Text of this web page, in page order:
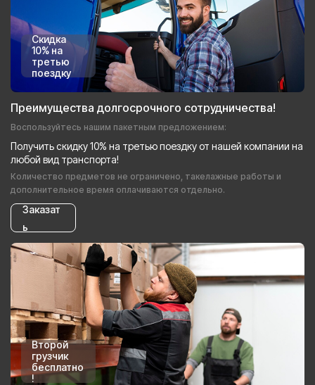
Скидка
10% на
третью
поездку
Преимущества долгосрочного сотрудничества!
Воспользуйтесь нашим пакетным предложением:
Получить скидку 10% на третью поездку от нашей компании на
любой вид транспорта!
Количество предметов не ограничено, такелажные работы и
дополнительное время оплачиваются отдельно.
Заказат
ь
Второй
грузчик
бесплатно
!